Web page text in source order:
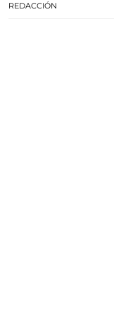
REDACCIÓN